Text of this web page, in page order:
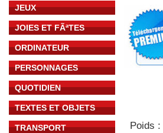
JEUX
JOIES ET FÃªTES
ORDINATEUR
PERSONNAGES
QUOTIDIEN
TEXTES ET OBJETS
TRANSPORT
Poids :